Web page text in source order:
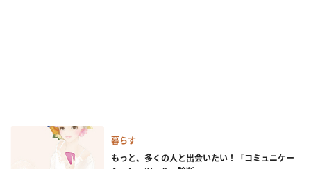
暮らす
もっと、多くの人と出会いたい！「コミュニケー